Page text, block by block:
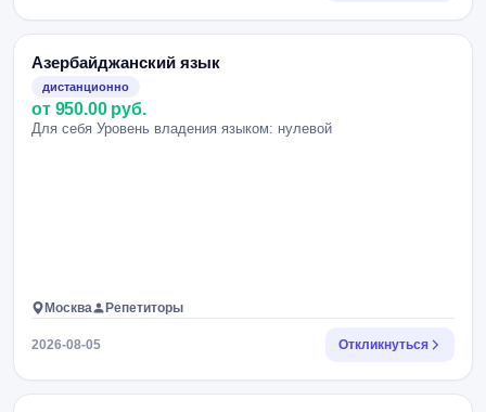
Азербайджанский язык
дистанционно
от 950.00 руб.
Для себя Уровень владения языком: нулевой
Москва Репетиторы
2026-08-05 Откликнуться